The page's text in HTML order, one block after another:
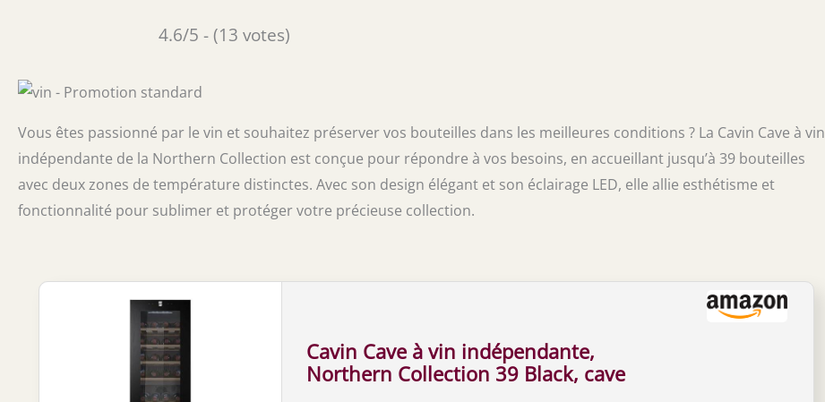
4.6/5 - (13 votes)
Vous êtes passionné par le vin et souhaitez préserver vos bouteilles dans les meilleures conditions ? La Cavin Cave à vin
indépendante de la Northern Collection est conçue pour répondre à vos besoins, en accueillant jusqu’à 39 bouteilles
avec deux zones de température distinctes. Avec son design élégant et son éclairage LED, elle allie esthétisme et
fonctionnalité pour sublimer et protéger votre précieuse collection.
Cavin Cave à vin indépendante,
Northern Collection 39 Black, cave